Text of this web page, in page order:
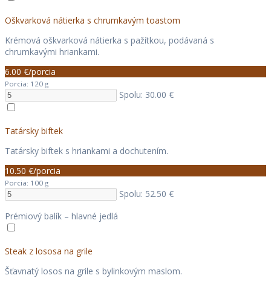
Oškvarková nátierka s chrumkavým toastom
Krémová oškvarková nátierka s pažítkou, podávaná s
chrumkavými hriankami.
6.00 €/porcia
Porcia: 120 g
Spolu: 30.00 €
Tatársky biftek
Tatársky biftek s hriankami a dochutením.
10.50 €/porcia
Porcia: 100 g
Spolu: 52.50 €
Prémiový balík – hlavné jedlá
Steak z lososa na grile
Šťavnatý losos na grile s bylinkovým maslom.